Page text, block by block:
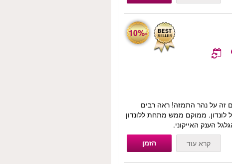
-10%
זה על נהר התמזה! ראה רבים
ממוקם ממש מתחת ללונדון
הענק האייקוני.
קרא עוד הזמן